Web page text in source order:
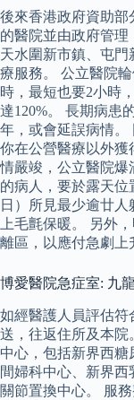
後來香港政府資助部
的醫院並由政府管理
天水圍新市鎮、屯
療服務。 公立醫院
時，最短也要2小時
達120%。 長期病患
年，或會延誤病情。
你在公營醫療以外獲
情嚴竣，公立醫院爆
的病人，要於露天
日）所見最少逾廿
上毛氈保暖。 另外
離區，以應付急劇上
博愛醫院急症室: 九
如經醫護人員評估符
送，往返住所及本院
中心，包括新界西糖
間婦科中心、新界
關節置換中心。 服